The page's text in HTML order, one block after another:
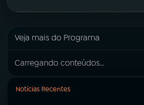
Veja mais do Programa
Carregando conteúdos...
Notícias Recentes